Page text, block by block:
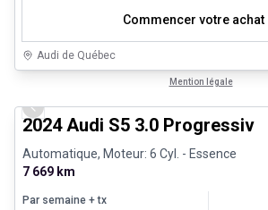
Commencer votre achat
Audi de Québec
Mention légale
Véhicules d'occasion certifiés
Previous slide
2024 Audi S5 3.0 Progressiv
Automatique, Moteur: 6 Cyl. - Essence
7 669 km
Par semaine + tx